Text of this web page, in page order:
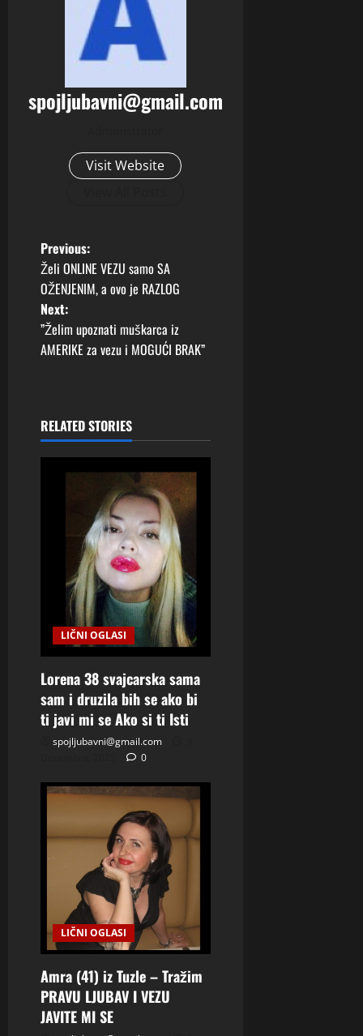
spojljubavni@gmail.com
Visit Website
P
o
s
t
a
v
o
n
Previous:
Želi ONLINE VEZU samo SA
OŽENJENIM, a ovo je RAZLOG
Next:
”Želim upoznati muškarca iz
AMERIKE za vezu i MOGUĆI BRAK”
RELATED STORIES
LIČNI OGLASI
Lorena 38 svajcarska sama
sam i druzila bih se ako bi
ti javi mi se Ako si ti Isti
spojljubavni@gmail.com
0
LIČNI OGLASI
Amra (41) iz Tuzle – Tražim
PRAVU LJUBAV I VEZU
JAVITE MI SE